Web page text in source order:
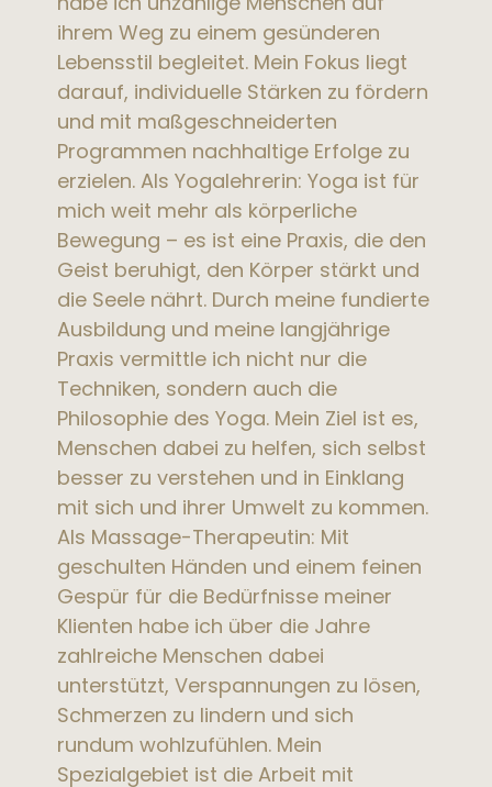
ihrem Weg zu einem gesünderen
Lebensstil begleitet. Mein Fokus liegt
darauf, individuelle Stärken zu fördern
und mit maßgeschneiderten
Programmen nachhaltige Erfolge zu
erzielen. Als Yogalehrerin: Yoga ist für
mich weit mehr als körperliche
Bewegung – es ist eine Praxis, die den
Geist beruhigt, den Körper stärkt und
die Seele nährt. Durch meine fundierte
Ausbildung und meine langjährige
Praxis vermittle ich nicht nur die
Techniken, sondern auch die
Philosophie des Yoga. Mein Ziel ist es,
Menschen dabei zu helfen, sich selbst
besser zu verstehen und in Einklang
mit sich und ihrer Umwelt zu kommen.
Als Massage-Therapeutin: Mit
geschulten Händen und einem feinen
Gespür für die Bedürfnisse meiner
Klienten habe ich über die Jahre
zahlreiche Menschen dabei
unterstützt, Verspannungen zu lösen,
Schmerzen zu lindern und sich
rundum wohlzufühlen. Mein
Spezialgebiet ist die Arbeit mit